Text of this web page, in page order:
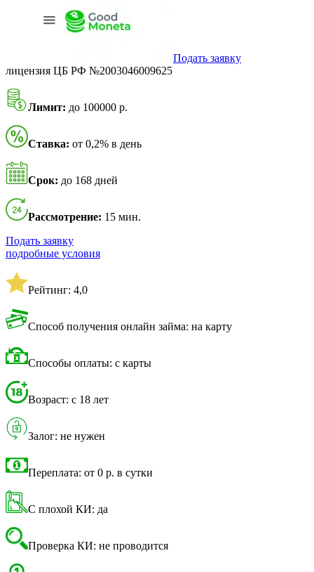
Подать заявку
лицензия ЦБ РФ №2003046009625
Лимит: до 100000 р.
Ставка: от 0,2% в день
Срок: до 168 дней
Рассмотрение: 15 мин.
Подать заявку
подробные условия
Рейтинг: 4,0
Способ получения онлайн займа: на карту
Способы оплаты: с карты
Возраст: с 18 лет
Залог: не нужен
Переплата: от 0 р. в сутки
С плохой КИ: да
Проверка КИ: не проводится